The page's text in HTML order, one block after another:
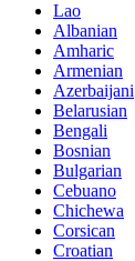
Lao
Albanian
Amharic
Armenian
Azerbaijani
Belarusian
Bengali
Bosnian
Bulgarian
Cebuano
Chichewa
Corsican
Croatian